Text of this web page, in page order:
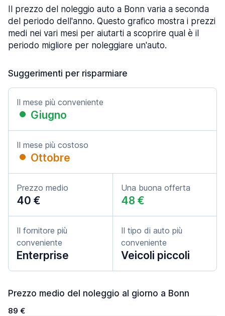
Il prezzo del noleggio auto a Bonn varia a seconda
del periodo dell'anno. Questo grafico mostra i prezzi
medi nei vari mesi per aiutarti a scoprire qual è il
periodo migliore per noleggiare un'auto.
Suggerimenti per risparmiare
Il mese più conveniente
Giugno
Il mese più costoso
Ottobre
Prezzo medio
40 €
Una buona offerta
48 €
Il fornitore più
conveniente
Enterprise
Il tipo di auto più
conveniente
Veicoli piccoli
Prezzo medio del noleggio al giorno a Bonn
89 €